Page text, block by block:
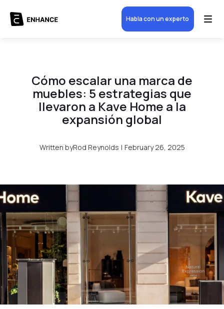
Habla con un experto
Cómo escalar una marca de
muebles: 5 estrategias que
llevaron a Kave Home a la
expansión global
Written byRod Reynolds | February 26, 2025